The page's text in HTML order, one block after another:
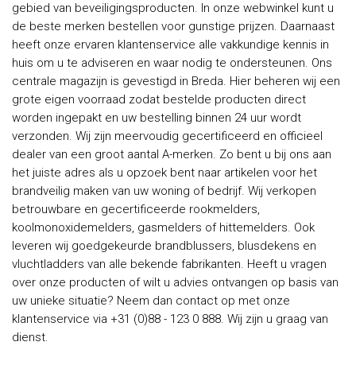
gebied van beveiligingsproducten. In onze webwinkel kunt u
de beste merken bestellen voor gunstige prijzen. Daarnaast
heeft onze ervaren klantenservice alle vakkundige kennis in
huis om u te adviseren en waar nodig te ondersteunen. Ons
centrale magazijn is gevestigd in Breda. Hier beheren wij een
grote eigen voorraad zodat bestelde producten direct
worden ingepakt en uw bestelling binnen 24 uur wordt
verzonden. Wij zijn meervoudig gecertificeerd en officieel
dealer van een groot aantal A-merken. Zo bent u bij ons aan
het juiste adres als u opzoek bent naar artikelen voor het
brandveilig maken van uw woning of bedrijf. Wij verkopen
betrouwbare en gecertificeerde rookmelders,
koolmonoxidemelders, gasmelders of hittemelders. Ook
leveren wij goedgekeurde brandblussers, blusdekens en
vluchtladders van alle bekende fabrikanten. Heeft u vragen
over onze producten of wilt u advies ontvangen op basis van
uw unieke situatie? Neem dan contact op met onze
klantenservice via +31 (0)88 - 123 0 888. Wij zijn u graag van
dienst.